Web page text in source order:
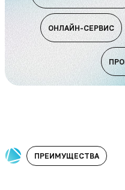
ОНЛАЙН-СЕРВИС
ПРЕИМУЩЕСТВА